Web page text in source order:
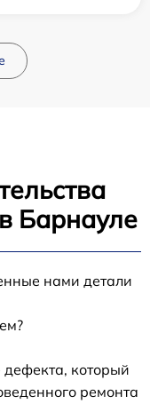
Барнауле
нами детали
который
ремонта